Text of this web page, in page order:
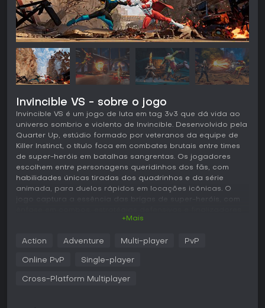
Invincible VS - sobre o jogo
Invincible VS é um jogo de luta em tag 3v3 que dá vida ao
universo sombrio e violento de Invincible. Desenvolvido pela
Quarter Up, estúdio formado por veteranos da equipe de
Killer Instinct, o título foca em combates brutais entre times
de super-heróis em batalhas sangrentas. Os jogadores
escolhem entre personagens queridinhos dos fãs, com
habilidades únicas tiradas dos quadrinhos e da série
animada, para duelos rápidos em locações icônicas. O
jogo captura a essência das brigas de super-heróis, com
devastadores que despedaçam os oponentes.
Jogabilidade
Em Invincible VS, o coração da ação está nas batalhas de
combate é essencial para sustentar o ritmo. Os confrontos
+Mais
Action Adventure Multi-player PvP
Online PvP Single-player
Cross-Platform Multiplayer